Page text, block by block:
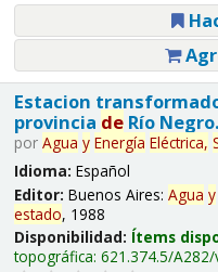
Estacion
provincia deRío Negro.
por Agua y Energía Eléctrica,
Idioma: Español
Editor: Buenos Aires: Agua y
estado, 1988
Disponibilidad: Ítems
topográfica: 621.374.5/A282/